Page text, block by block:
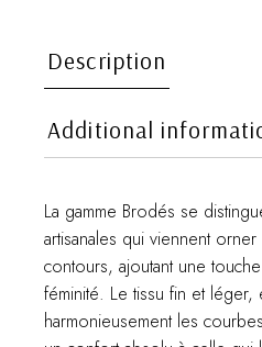
Description
Additional
La gamme Brodés se
artisanales qui viennent
contours, ajoutant une
féminité. Le tissu fin et léger,
harmonieusement les